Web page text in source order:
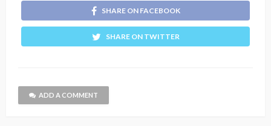
SHARE ON FACEBOOK
SHARE ON TWITTER
ADD A COMMENT